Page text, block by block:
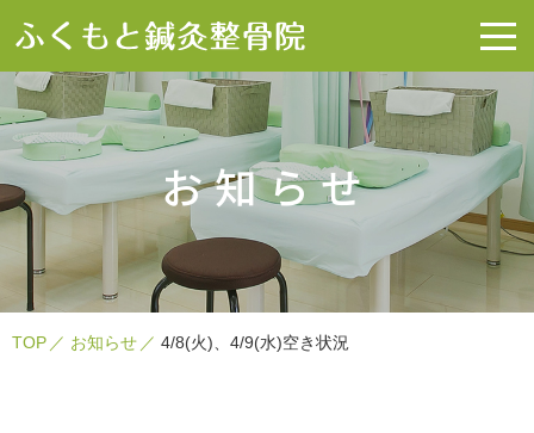
お知らせ
TOP お知らせ 4/8(火)、4/9(水)空き状況